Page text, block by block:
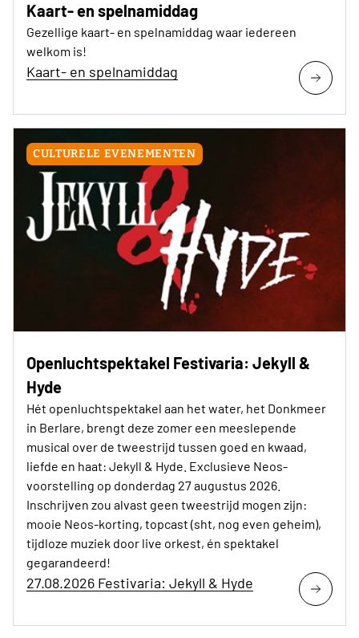
Kaart- en spelnamiddag
Gezellige kaart- en spelnamiddag waar iedereen
welkom is!
Kaart- en spelnamiddag
CULTURELE EVENEMENTEN
Openluchtspektakel Festivaria: Jekyll &
Hyde
Hét openluchtspektakel aan het water, het Donkmeer
in Berlare, brengt deze zomer een meeslepende
musical over de tweestrijd tussen goed en kwaad,
liefde en haat: Jekyll & Hyde. Exclusieve Neos-
voorstelling op donderdag 27 augustus 2026.
Inschrijven zou alvast geen tweestrijd mogen zijn:
mooie Neos-korting, topcast (sht, nog even geheim),
tijdloze muziek door live orkest, én spektakel
gegarandeerd!
27.08.2026 Festivaria: Jekyll & Hyde